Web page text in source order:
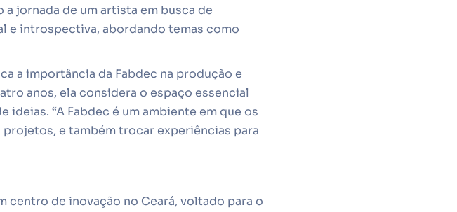
jornada de um artista em busca de
e introspectiva, abordando temas como
a importância da Fabdec na produção e
anos, ela considera o espaço essencial
“A Fabdec é um ambiente em que os
e também trocar experiências para
centro de inovação no Ceará, voltado para o